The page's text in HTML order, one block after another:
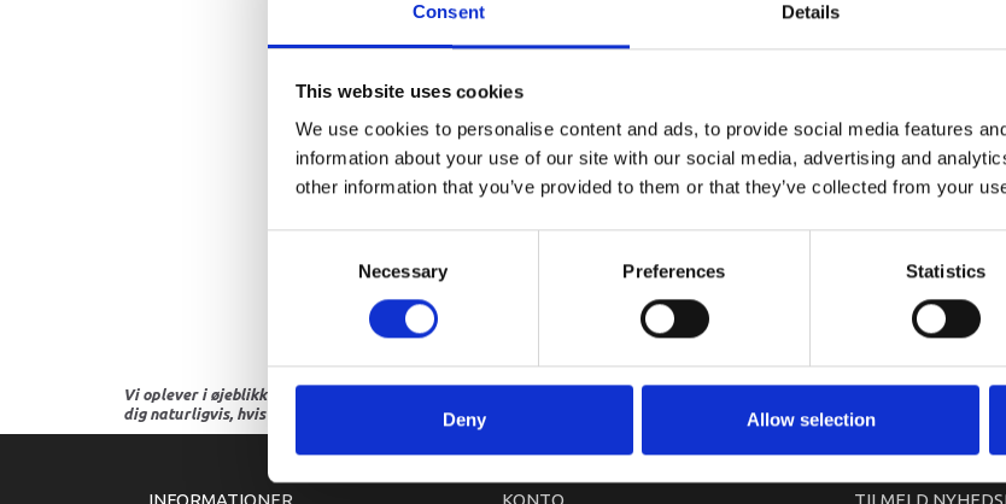
Consent Details
This website uses cookies
We use cookies to personalise content and ads, to provide social media features
information about your use of our site with our social media, advertising and
other information that you’ve provided to them or that they’ve collected from your
Necessary Preferences Statistics
Deny Allow selection
Vi oplever i øjeblikket store og hyppige prisændringer i markedet. Derfor kan der i enkelte tilfælde være produkter, som
dig naturligvis, hvis dette er tilfældet.
INFORMATIONER KONTO TILMELD